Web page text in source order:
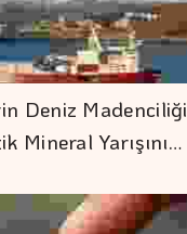
Deniz Madenciliği
Mineral Yarışını…